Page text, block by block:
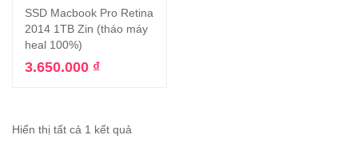
SSD Macbook Pro Retina
2014 1TB Zin (tháo máy
heal 100%)
3.650.000 ₫
Hiển thị tất cả 1 kết quả